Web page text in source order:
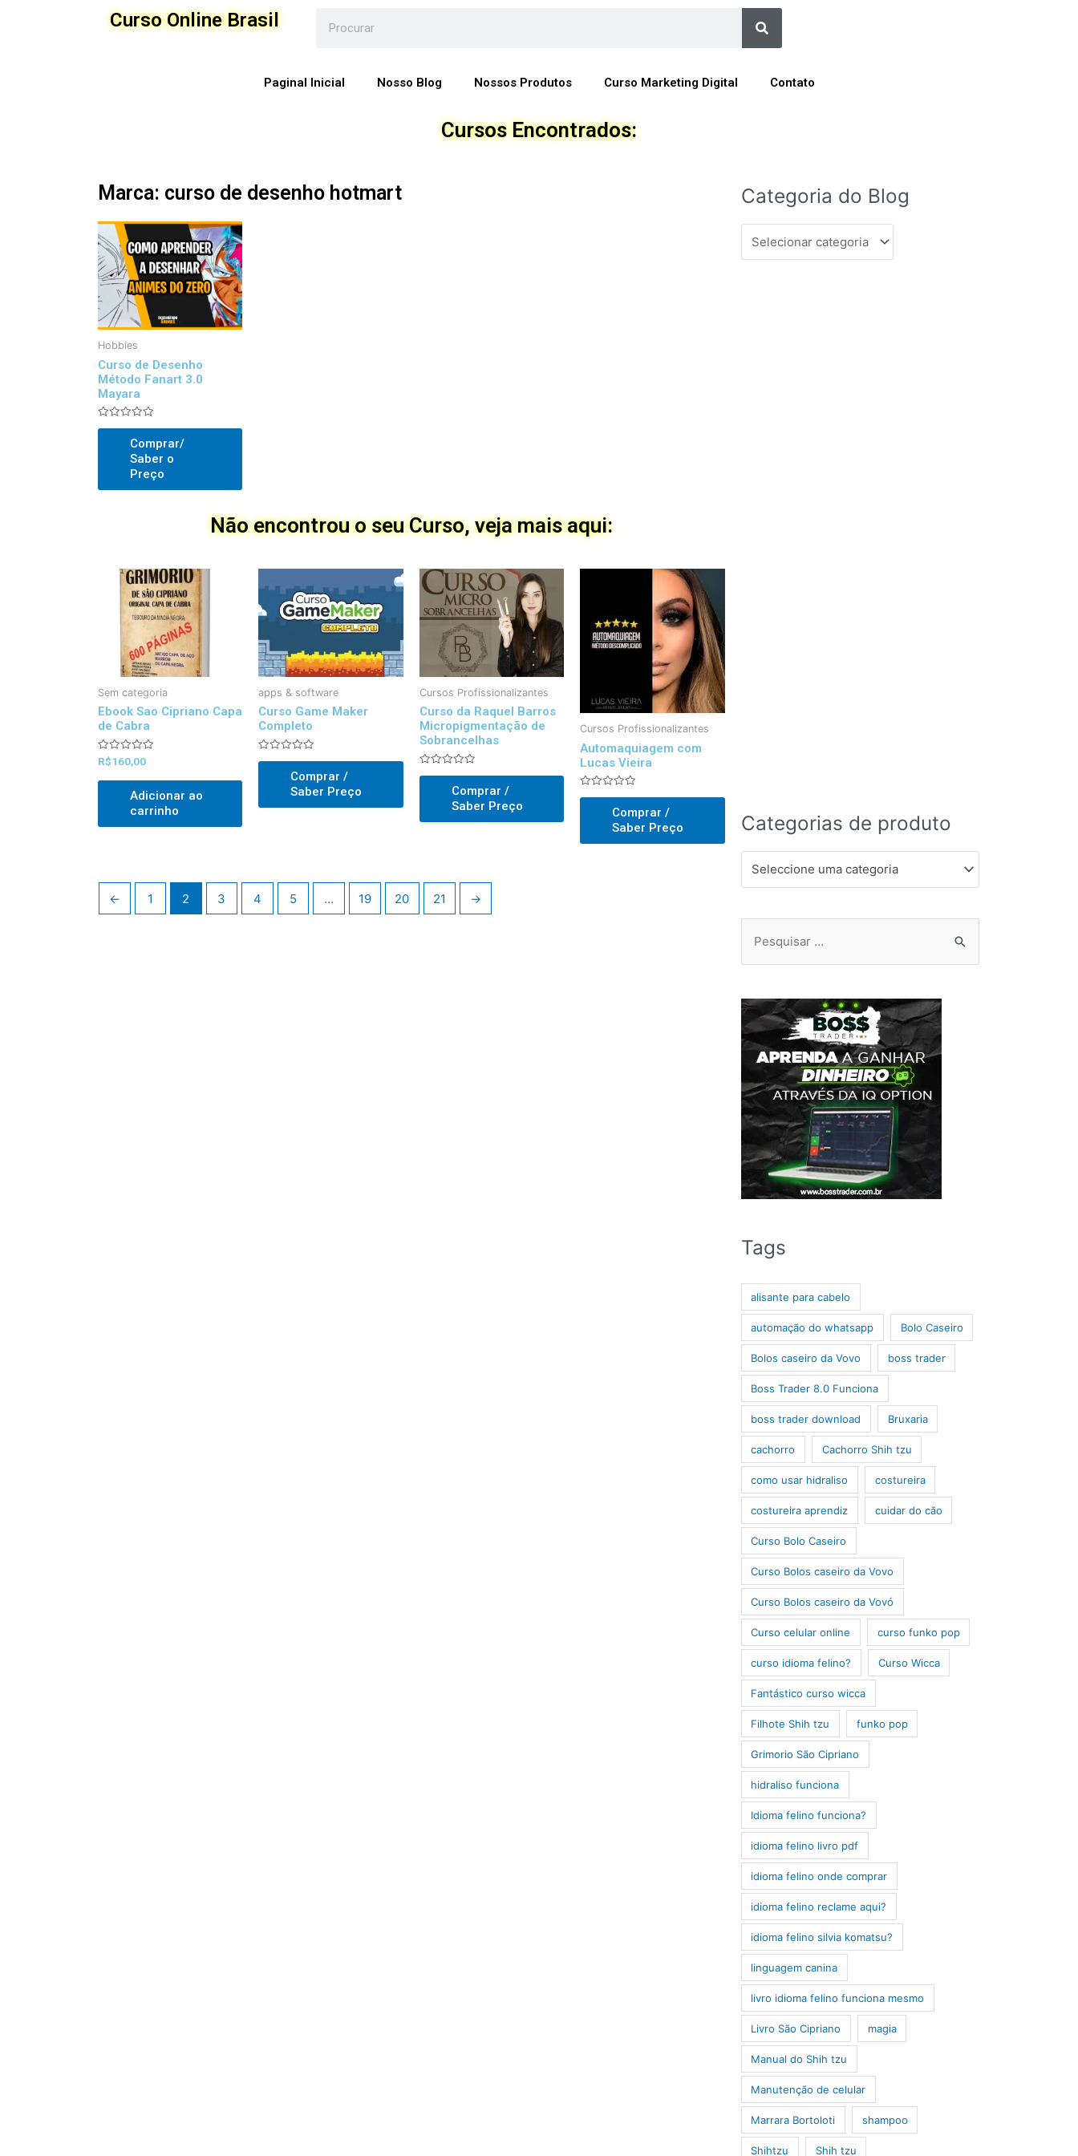
Curso Online Brasil Search
Paginal Inicial Nosso Blog Nossos Produtos Curso Marketing Digital Contato
Cursos Encontrados:
Marca: curso de desenho hotmart
Hobbies
Curso de Desenho
Método Fanart 3.0
Mayara
Avaliado
Comprar/
Saber o
Preço
Não encontrou o seu Curso, veja mais aqui:
Sem categoria
Ebook Sao Cipriano Capa
de Cabra
Avaliado
out
R$160,00
Adicionar ao
carrinho
apps & software
Curso Game Maker
Completo
Avaliado
Comprar /
Saber Preço
Cursos Profissionalizantes
Curso da Raquel Barros
Micropigmentação de
Sobrancelhas
Avaliado
Comprar /
Saber Preço
Cursos Profissionalizantes
Automaquiagem com
Lucas Vieira
Avaliado
Comprar /
Saber Preço
← 1 2 3 4 5 … 19 20 21 →
Categoria do Blog
Categoria
Blog
Categorias de produto
Seleccione uma categoria
Pesquisar
por:
Tags
alisante para cabelo
automação do whatsapp Bolo Caseiro
Bolos caseiro da Vovo boss trader
Boss Trader 8.0 Funciona
boss trader download Bruxaria
cachorro Cachorro Shih tzu
como usar hidraliso costureira
costureira aprendiz cuidar do cão
Curso Bolo Caseiro
Curso Bolos caseiro da Vovo
Curso Bolos caseiro da Vovó
Curso celular online curso funko pop
curso idioma felino? Curso Wicca
Fantástico curso wicca
Filhote Shih tzu funko pop
Grimorio São Cipriano
hidraliso funciona
Idioma felino funciona?
idioma felino livro pdf
idioma felino onde comprar
idioma felino reclame aqui?
idioma felino silvia komatsu?
linguagem canina
livro idioma felino funciona mesmo
Livro São Cipriano magia
Manual do Shih tzu
Manutenção de celular
Marrara Bortoloti shampoo
Shihtzu Shih tzu